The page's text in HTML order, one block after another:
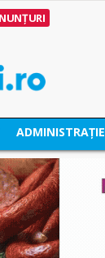
ADMINISTRAȚIE